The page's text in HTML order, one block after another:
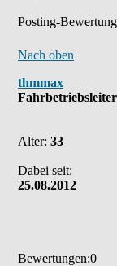
Posting-
Nach oben
thmmax
Alter: 33
Dabei seit:
25.08.2012
Bewertungen:0